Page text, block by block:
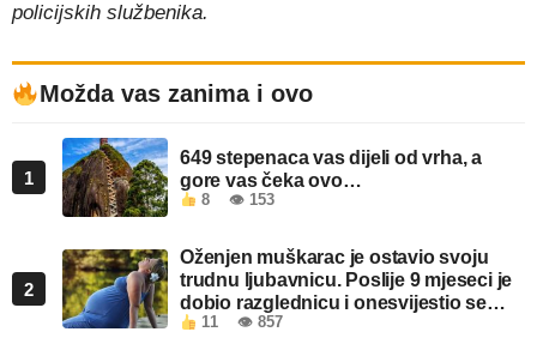
policijskih službenika.
Možda vas zanima i ovo
1
649 stepenaca vas dijeli od vrha, a
gore vas čeka ovo…
8 👁 153
2
Oženjen muškarac je ostavio svoju
trudnu ljubavnicu. Poslije 9 mjeseci je
dobio razglednicu i onesvijestio se
kada je pročitao šta piše!
11 👁 857